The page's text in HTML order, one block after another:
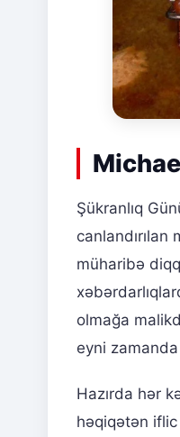
Şükranlıq
canlandırılan
müharibə
olmağa
eyni
Hazırda hər
həqiqətən